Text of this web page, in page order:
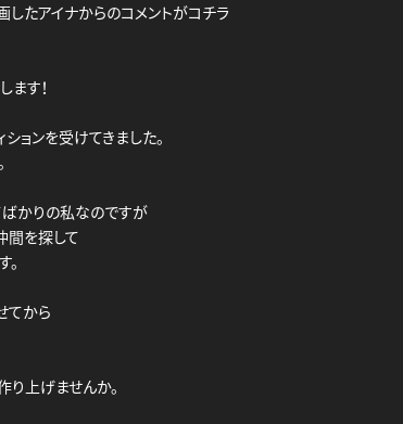
したアイナからのコメントがコチラ
ます！
ョンを受けてきました。
ばかりの私なのですが
間を探して
。
てから
り上げませんか。